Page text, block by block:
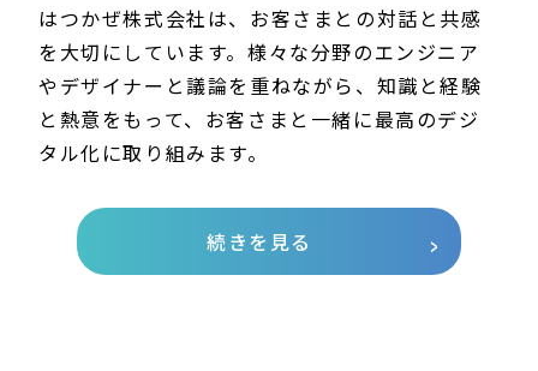
はつかぜ株式会社は、お客さまとの対話と共感
を大切にしています。様々な分野のエンジニア
やデザイナーと議論を重ねながら、知識と経験
と熱意をもって、お客さまと一緒に最高のデジ
タル化に取り組みます。
続きを見る